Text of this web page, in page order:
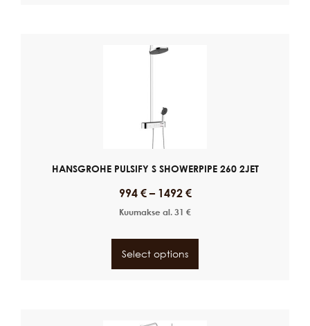
HANSGROHE PULSIFY S SHOWERPIPE 260 2JET
994 €– 1492 €
Kuumakse al. 31 €
Select options